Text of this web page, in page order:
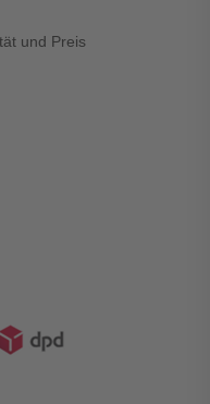
und Preis